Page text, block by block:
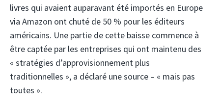
livres qui avaient auparavant été importés en Europe
via Amazon ont chuté de 50 % pour les éditeurs
américains. Une partie de cette baisse commence à
être captée par les entreprises qui ont maintenu des
« stratégies d’approvisionnement plus
traditionnelles », a déclaré une source – « mais pas
toutes ».